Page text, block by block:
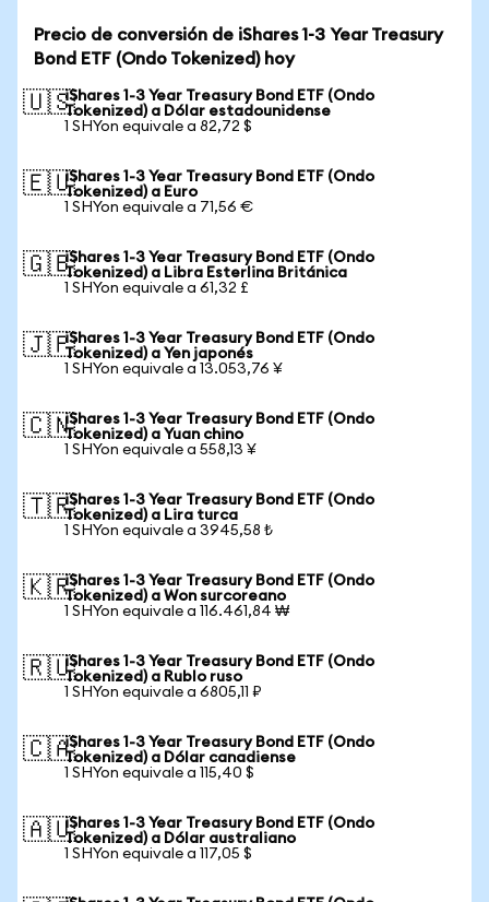
Precio de conversión de iShares 1-3 Year Treasury
Bond ETF (Ondo Tokenized) hoy
🇺🇸iShares 1-3 Year Treasury Bond ETF (Ondo
Tokenized) a Dólar estadounidense
1 SHYon equivale a 82,72 $
🇪🇺iShares 1-3 Year Treasury Bond ETF (Ondo
Tokenized) a Euro
1 SHYon equivale a 71,56 €
🇬🇧iShares 1-3 Year Treasury Bond ETF (Ondo
Tokenized) a Libra Esterlina Británica
1 SHYon equivale a 61,32 £
🇯🇵iShares 1-3 Year Treasury Bond ETF (Ondo
Tokenized) a Yen japonés
1 SHYon equivale a 13.053,76 ¥
🇨🇳iShares 1-3 Year Treasury Bond ETF (Ondo
Tokenized) a Yuan chino
1 SHYon equivale a 558,13 ¥
🇹🇷iShares 1-3 Year Treasury Bond ETF (Ondo
Tokenized) a Lira turca
1 SHYon equivale a 3945,58 ₺
🇰🇷iShares 1-3 Year Treasury Bond ETF (Ondo
Tokenized) a Won surcoreano
1 SHYon equivale a 116.461,84 ₩
🇷🇺iShares 1-3 Year Treasury Bond ETF (Ondo
Tokenized) a Rublo ruso
1 SHYon equivale a 6805,11 ₽
🇨🇦iShares 1-3 Year Treasury Bond ETF (Ondo
Tokenized) a Dólar canadiense
1 SHYon equivale a 115,40 $
🇦🇺iShares 1-3 Year Treasury Bond ETF (Ondo
Tokenized) a Dólar australiano
1 SHYon equivale a 117,05 $